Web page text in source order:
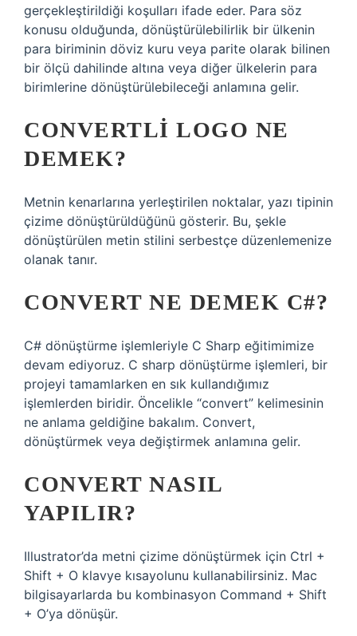
gerçekleştirildiği koşulları ifade eder. Para söz
konusu olduğunda, dönüştürülebilirlik bir ülkenin
para biriminin döviz kuru veya parite olarak bilinen
bir ölçü dahilinde altına veya diğer ülkelerin para
birimlerine dönüştürülebileceği anlamına gelir.
CONVERTLI LOGO NE
DEMEK?
Metnin kenarlarına yerleştirilen noktalar, yazı tipinin
çizime dönüştürüldüğünü gösterir. Bu, şekle
dönüştürülen metin stilini serbestçe düzenlemenize
olanak tanır.
CONVERT NE DEMEK C#?
C# dönüştürme işlemleriyle C Sharp eğitimimize
devam ediyoruz. C sharp dönüştürme işlemleri, bir
projeyi tamamlarken en sık kullandığımız
işlemlerden biridir. Öncelikle “convert” kelimesinin
ne anlama geldiğine bakalım. Convert,
dönüştürmek veya değiştirmek anlamına gelir.
CONVERT NASIL
YAPILIR?
Illustrator’da metni çizime dönüştürmek için Ctrl +
Shift + O klavye kısayolunu kullanabilirsiniz. Mac
bilgisayarlarda bu kombinasyon Command + Shift
+ O’ya dönüşür.